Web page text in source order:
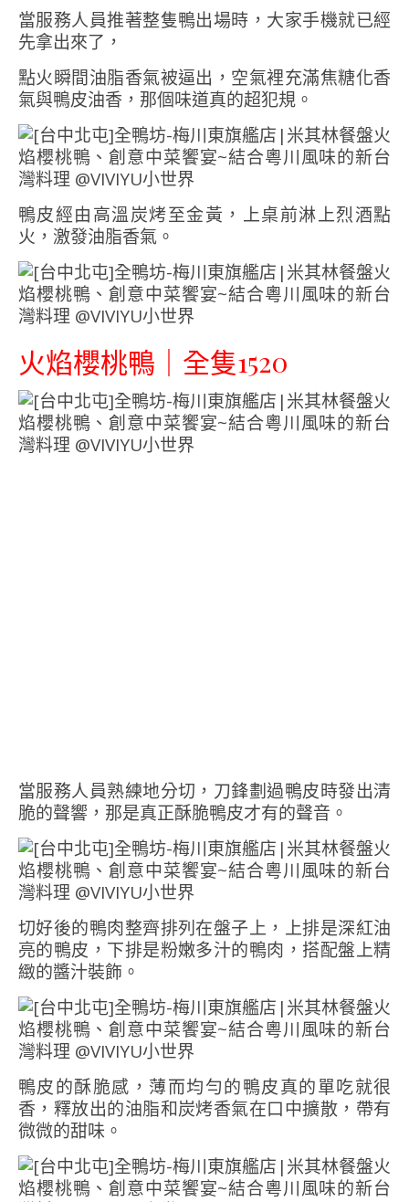
當服務人員推著整隻鴨出場時，大家手機就已經
先拿出來了，
點火瞬間油脂香氣被逼出，空氣裡充滿焦糖化香
氣與鴨皮油香，那個味道真的超犯規。
鴨皮經由高溫炭烤至金黃，上桌前淋上烈酒點
火，激發油脂香氣。
火焰櫻桃鴨｜全隻1520
當服務人員熟練地分切，刀鋒劃過鴨皮時發出清
脆的聲響，那是真正酥脆鴨皮才有的聲音。
切好後的鴨肉整齊排列在盤子上，上排是深紅油
亮的鴨皮，下排是粉嫩多汁的鴨肉，搭配盤上精
緻的醬汁裝飾。
鴨皮的酥脆感，薄而均勻的鴨皮真的單吃就很
香，釋放出的油脂和炭烤香氣在口中擴散，帶有
微微的甜味。